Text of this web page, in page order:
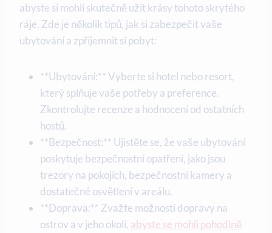
abyste si mohli skutečně⁣ užít krásy tohoto skrytého
ráje. Zde je několik tipů, jak si ⁣zabezpečit vaše
ubytování a zpříjemnit ⁢si pobyt:
**Ubytování:** Vyberte si ⁣hotel nebo resort,
který splňuje vaše potřeby a preference.
Zkontrolujte recenze a hodnocení ​od ostatních
hostů.
**Bezpečnost:** Ujistěte ⁢se, že vaše ubytování
poskytuje ⁢bezpečnostní opatření, jako ⁣jsou
trezory na pokojích, bezpečnostní kamery⁣ a
‌dostatečné​ osvětlení v areálu.
**Doprava:** Zvažte možnosti⁤ dopravy na
ostrov a v⁢ jeho okolí, ​ abyste se mohli pohodlně